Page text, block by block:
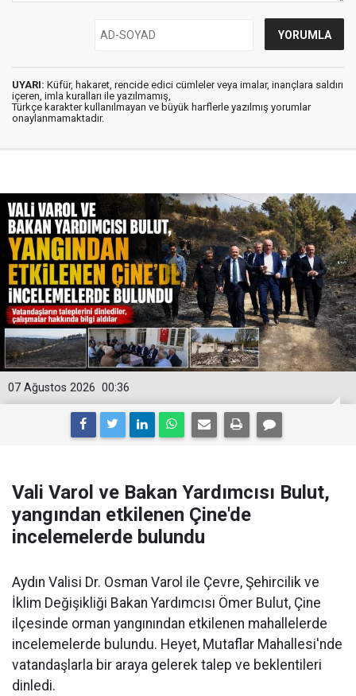
UYARI: Küfür, hakaret, rencide edici cümleler veya imalar, inançlara saldırı
içeren, imla kuralları ile yazılmamış,
Türkçe karakter kullanılmayan ve büyük harflerle yazılmış yorumlar
onaylanmamaktadır.
00:36
07 Ağustos 2026
Vali Varol ve Bakan Yardımcısı Bulut,
yangından etkilenen Çine'de
incelemelerde bulundu
Aydın Valisi Dr. Osman Varol ile Çevre, Şehircilik ve
İklim Değişikliği Bakan Yardımcısı Ömer Bulut, Çine
ilçesinde orman yangınından etkilenen mahallelerde
incelemelerde bulundu. Heyet, Mutaflar Mahallesi'nde
vatandaşlarla bir araya gelerek talep ve beklentileri
dinledi.